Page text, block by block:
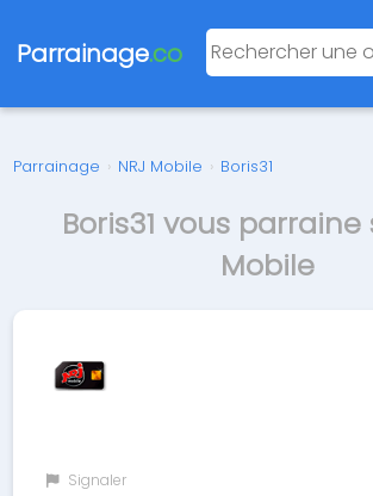
Parrainage.co
Parrainage › NRJ Mobile › Boris31
Boris31 vous parraine
Mobile
Signaler